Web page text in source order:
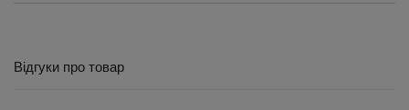
Відгуки про товар